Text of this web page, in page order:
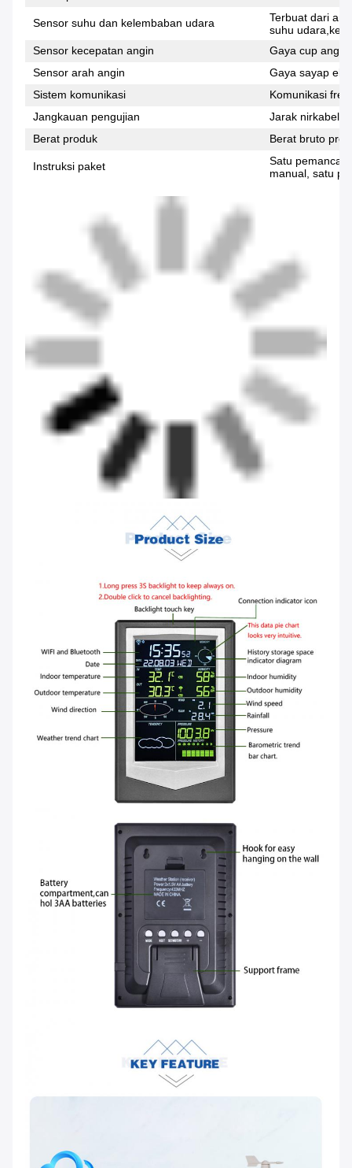
Sensor suhu dan kelembaban udara
Terbuat dari
suhu
Sensor kecepatan angin
Gaya cup
Sensor arah angin
Gaya sayap
Sistem komunikasi
Komunikasi
Jangkauan pengujian
Jarak nirkabel
Berat produk
Berat bruto
Instruksi paket
Satu pemancar
manual, satu